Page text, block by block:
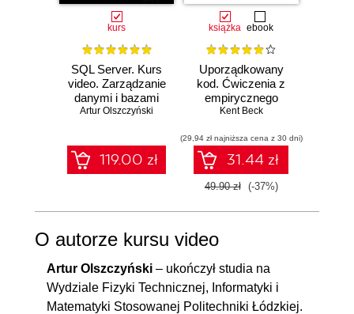
kurs
SQL Server. Kurs
video. Zarządzanie
danymi i bazami
danych krok po
Artur Olszczyński
119.00 zł
książka ebook
Uporządkowany
kod. Ćwiczenia z
empirycznego
projektowania
Kent Beck
(29,94 zł najniższa cena z 30 dni)
31.44 zł
49.90 zł (-37%)
O autorze kursu video
Artur Olszczyński – ukończył studia na
Wydziale Fizyki Technicznej, Informatyki i
Matematyki Stosowanej Politechniki Łódzkiej.